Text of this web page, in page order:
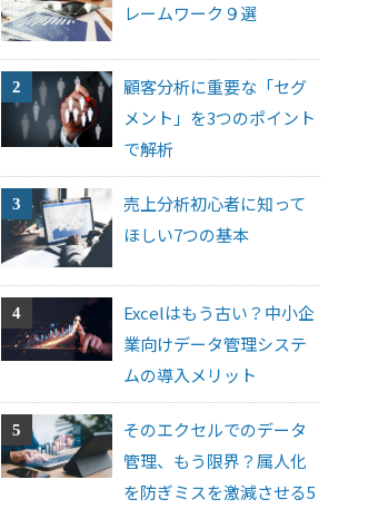
レームワーク９選
顧客分析に重要な「セグ
メント」を3つのポイント
で解析
売上分析初心者に知って
ほしい7つの基本
Excelはもう古い？中小企
業向けデータ管理システ
ムの導入メリット
そのエクセルでのデータ
管理、もう限界？属人化
を防ぎミスを激減させる5